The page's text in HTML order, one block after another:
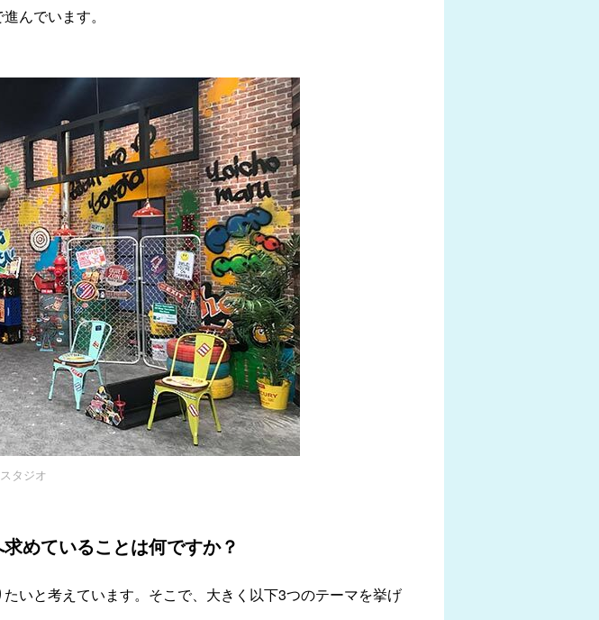
んでいます。
タジオ
めていることは何ですか？
いと考えています。そこで、大きく以下3つのテーマを挙げ